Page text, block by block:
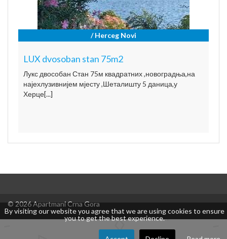
/ Herceg Novi
LUX dvosoban stan 75m2
Лукс двособан Стан 75м квадратних ,новоградња,на
најехлузивнијем мјесту ,Шеталишту 5 даница,у
Херце[...]
© 2026 Apartmani Crna Gora
By visiting our website you agree that we are using cookies to ensure
you to get the best experience.